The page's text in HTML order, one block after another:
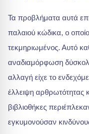
Τα προβλήματα αυτά
παλαιού κώδικα, ο
τεκμηριωμένος. Αυτό
αναδιαμόρφωση
αλλαγή είχε το
έλλειψη αρθρωτότητας
βιβλιοθήκες
εγκυμονούσαν